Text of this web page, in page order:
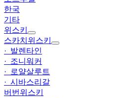
한국
기타
위스키
스카치위스키
· 발렌타인
· 조니워커
· 로얄살루트
· 시바스리갈
버번위스키